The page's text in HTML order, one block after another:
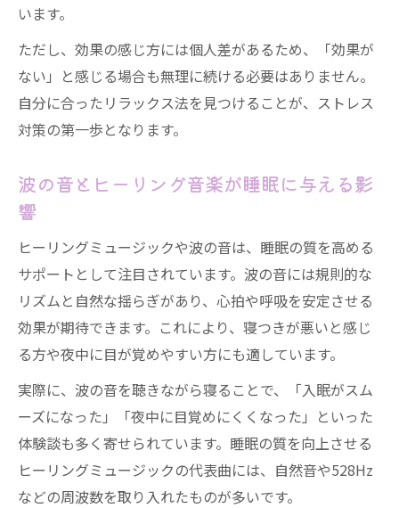
います。
ただし、効果の感じ方には個人差があるため、「効果が
ない」と感じる場合も無理に続ける必要はありません。
自分に合ったリラックス法を見つけることが、ストレス
対策の第一歩となります。
波の音とヒーリング音楽が睡眠に与える影
響
ヒーリングミュージックや波の音は、睡眠の質を高める
サポートとして注目されています。波の音には規則的な
リズムと自然な揺らぎがあり、心拍や呼吸を安定させる
効果が期待できます。これにより、寝つきが悪いと感じ
る方や夜中に目が覚めやすい方にも適しています。
実際に、波の音を聴きながら寝ることで、「入眠がスム
ーズになった」「夜中に目覚めにくくなった」といった
体験談も多く寄せられています。睡眠の質を向上させる
ヒーリングミュージックの代表曲には、自然音や528Hz
などの周波数を取り入れたものが多いです。